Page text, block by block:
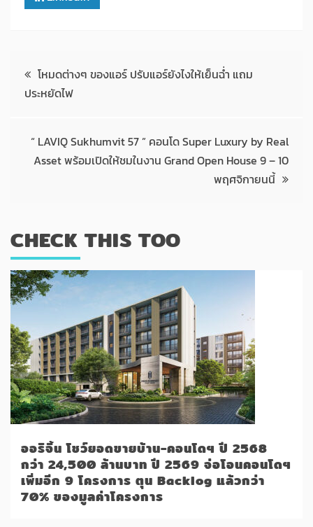
แนะแนว
เรื่อง
โหมดต่างๆ ของแอร์ ปรับแอร์ยังไงให้เย็นฉ่ำ แถม
ประหยัดไฟ
“ LAVIQ Sukhumvit 57 ” คอนโด Super Luxury by Real
Asset พร้อมเปิดให้ชมในงาน Grand Open House 9 – 10
พฤศจิกายนนี้
CHECK THIS TOO
ออริจิ้น โชว์ยอดขายบ้าน-คอนโดฯ ปี 2568
กว่า 24,500 ล้านบาท ปี 2569 จ่อโอนคอนโดฯ
เพิ่มอีก 9 โครงการ ตุน Backlog แล้วกว่า
70% ของมูลค่าโครงการ